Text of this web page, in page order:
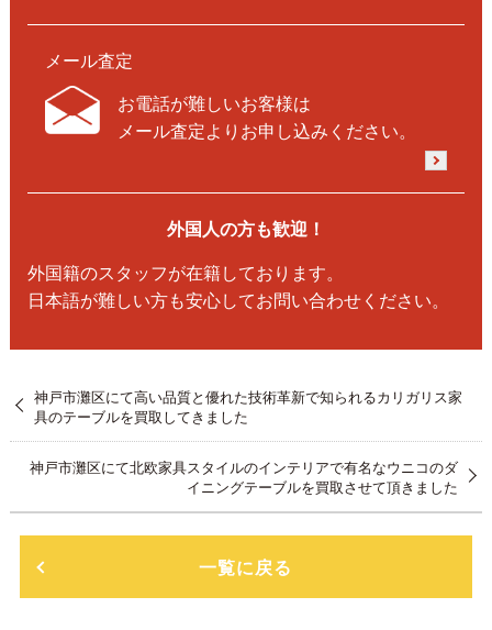
メール査定
お電話が難しいお客様は
メール査定よりお申し込みください。
外国人の方も歓迎！
外国籍のスタッフが在籍しております。
日本語が難しい方も安心してお問い合わせください。
神戸市灘区にて高い品質と優れた技術革新で知られるカリガリス家
具のテーブルを買取してきました
神戸市灘区にて北欧家具スタイルのインテリアで有名なウニコのダ
イニングテーブルを買取させて頂きました
一覧に戻る